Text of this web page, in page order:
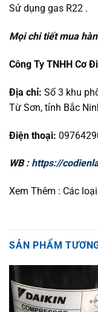
Sử dụng gas R22 .
Mọi chi tiết mua
Công Ty TNHH Cơ
Địa chỉ: Số 3 khu
Từ Sơn, tỉnh Bắc
Điện thoại:
WB : https://
Xem Thêm : Các
SẢN PHẨM